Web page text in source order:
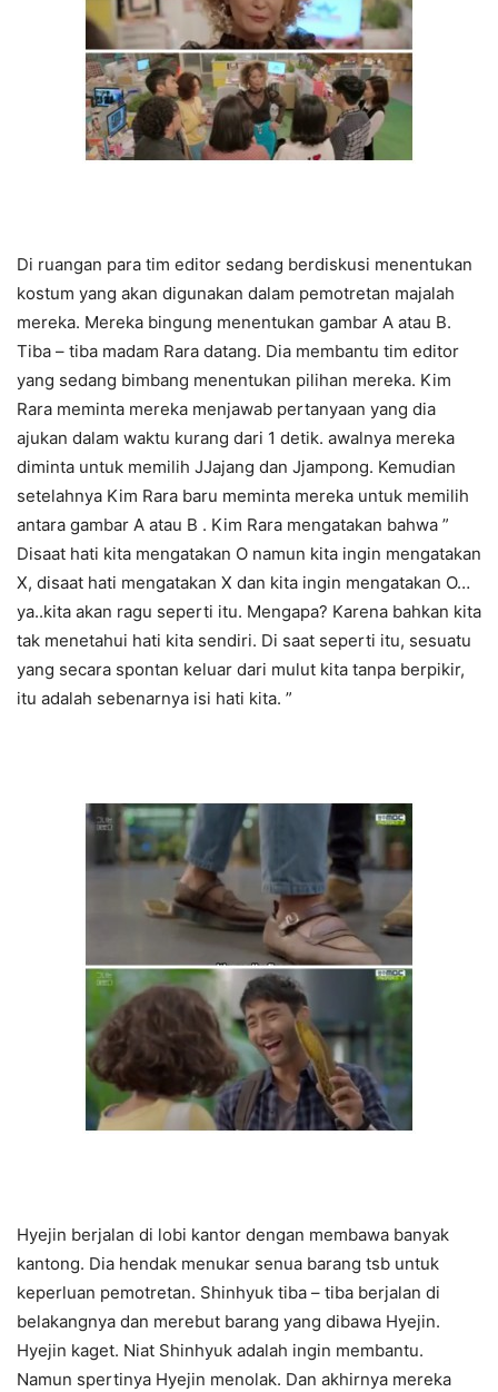
Di ruangan para tim editor sedang berdiskusi menentukan
kostum yang akan digunakan dalam pemotretan majalah
mereka. Mereka bingung menentukan gambar A atau B.
Tiba – tiba madam Rara datang. Dia membantu tim editor
yang sedang bimbang menentukan pilihan mereka. Kim
Rara meminta mereka menjawab pertanyaan yang dia
ajukan dalam waktu kurang dari 1 detik. awalnya mereka
diminta untuk memilih JJajang dan Jjampong. Kemudian
setelahnya Kim Rara baru meminta mereka untuk memilih
antara gambar A atau B . Kim Rara mengatakan bahwa ”
Disaat hati kita mengatakan O namun kita ingin mengatakan
X, disaat hati mengatakan X dan kita ingin mengatakan O…
ya..kita akan ragu seperti itu. Mengapa? Karena bahkan kita
tak menetahui hati kita sendiri. Di saat seperti itu, sesuatu
yang secara spontan keluar dari mulut kita tanpa berpikir,
itu adalah sebenarnya isi hati kita. ”
Hyejin berjalan di lobi kantor dengan membawa banyak
kantong. Dia hendak menukar senua barang tsb untuk
keperluan pemotretan. Shinhyuk tiba – tiba berjalan di
belakangnya dan merebut barang yang dibawa Hyejin.
Hyejin kaget. Niat Shinhyuk adalah ingin membantu.
Namun spertinya Hyejin menolak. Dan akhirnya mereka